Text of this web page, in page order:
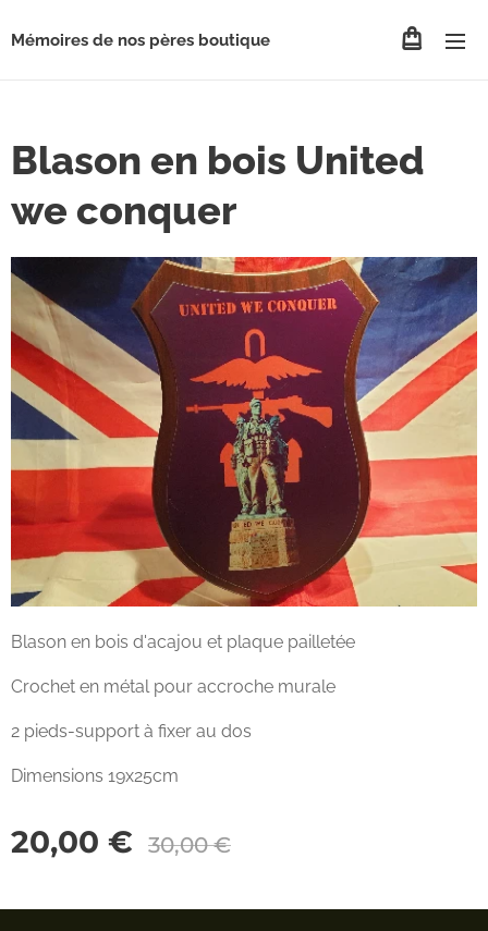
Mémoires de nos pères boutique
Blason en bois United
we conquer
Blason en bois d'acajou et plaque pailletée
Crochet en métal pour accroche murale
2 pieds-support à fixer au dos
Dimensions 19x25cm
20,00 € 30,00€